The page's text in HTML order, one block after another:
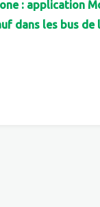
: application
dans les bus de